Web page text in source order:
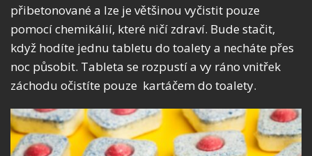
přibetonované a lze je většinou vyčistit pouze
pomocí chemikálií, které ničí zdraví. Bude stačit,
když hodíte jednu tabletu do toalety a necháte přes
noc působit. Tableta se rozpustí a vy ráno vnitřek
záchodu očistíte pouze kartáčem do toalety.